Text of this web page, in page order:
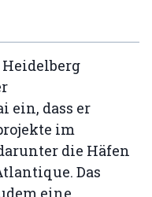
ein, dass er
im
die Häfen
Das